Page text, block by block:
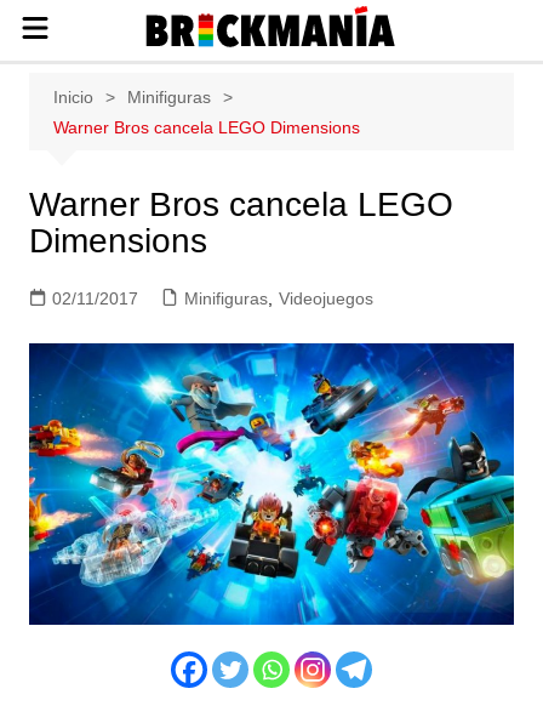
sobre las construcciones LEGO: Star
Wars, Harry Potter, City, Friends, Technic,
Inicio
Minifiguras
Warner Bros cancela LEGO Dimensions
Warner Bros cancela LEGO
Dimensions
02/11/2017 Minifiguras, Videojuegos